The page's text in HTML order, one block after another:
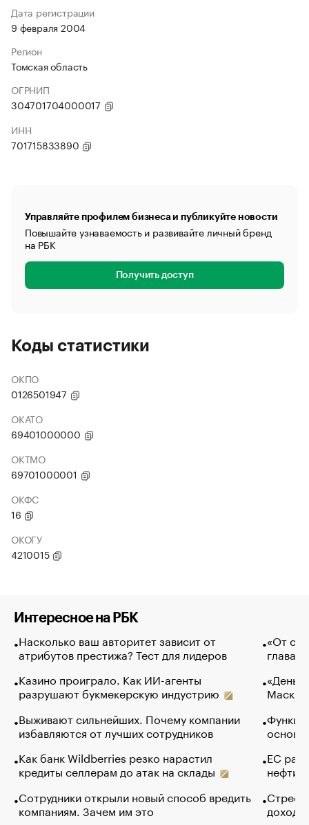
Дата регистрации
9 февраля 2004
Регион
Томская область
ОГРНИП
304701704000017
ИНН
701715833890
Управляйте профилем бизнеса и публикуйте новости
Повышайте узнаваемость и развивайте личный бренд
на РБК
Получить доступ
Коды статистики
ОКПО
0126501947
ОКАТО
69401000000
ОКТМО
69701000001
ОКФС
16
ОКОГУ
4210015
Интересное на РБК
Насколько ваш авторитет зависит от
атрибутов престижа? Тест для лидеров
Казино проиграло. Как ИИ-агенты
разрушают букмекерскую индустрию
Выживают сильнейших. Почему компании
избавляются от лучших сотрудников
Как банк Wildberries резко нарастил
кредиты селлерам до атак на склады
Сотрудники открыли новый способ вредить
компаниям. Зачем им это
«От
глава
Маск в
основ
ЕС
нефти